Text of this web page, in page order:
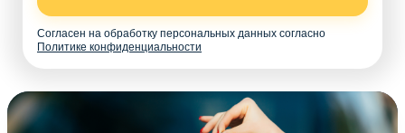
Согласен на обработку персональных данных согласно
Политике конфиденциальности